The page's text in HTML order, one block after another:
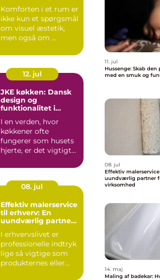
Komforten i et rum er
ikke kun et spørgsmål
om visuel æstetik,
men også om ...
12. jul
JKE køkken: Dansk
design og
funktionalitet i
I en verden, hvor
køkkener ofte
fungerer som husets
hjerte, er det vigtigt
08. jul
Effektiv malerservice
til erhverv: En
uundværlig partner
I erhvervslivet er
professionelle indtryk
lige så vigtige som
produkternes eller
11. jul
Hussenge: Skab den
med en smuk og
08. jul
Effektiv
uundværlig partner
virksomhed
14. maj
Maling af badekar: